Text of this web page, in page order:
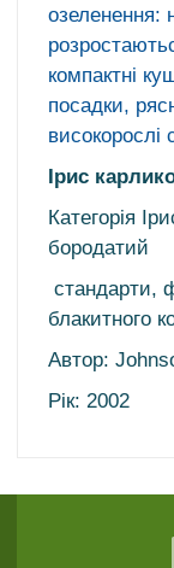
озеленення:
компактні
посадки,
високорослі
Ірис
Категорія
бородатий
стандарти,
блакитного
Автор:
Рік: 2002